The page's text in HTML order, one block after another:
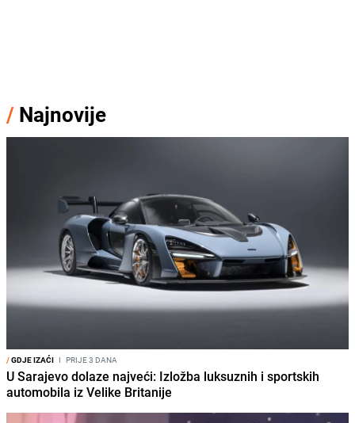
/ Najnovije
/GDJE IZAĆI I PRIJE 3 DANA
U Sarajevo dolaze najveći: Izložba luksuznih i sportskih
automobila iz Velike Britanije